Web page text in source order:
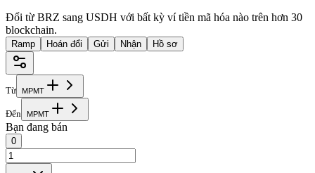
Đổi từ BRZ sang USDH với bất kỳ ví tiền mã hóa nào trên hơn 30
blockchain.
Ramp Hoán đổi Gửi Nhận Hồ sơ
Từ MPMT
Đến MPMT
Bạn đang bán
0